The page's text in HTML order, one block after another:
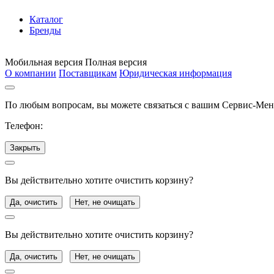
Каталог
Бренды
Мобильная версия Полная версия
О компании Поставщикам Юридическая информация
По любым вопросам, вы можете связаться с вашим Сервис-
Телефон:
Закрыть
Вы действительно хотите очистить корзину?
Да, очистить Нет, не очищать
Вы действительно хотите очистить корзину?
Да, очистить Нет, не очищать